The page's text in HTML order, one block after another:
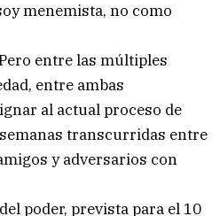
menemista, no como
entre las múltiples
entre ambas
al actual proceso de
transcurridas entre
y adversarios con
poder, prevista para el 10